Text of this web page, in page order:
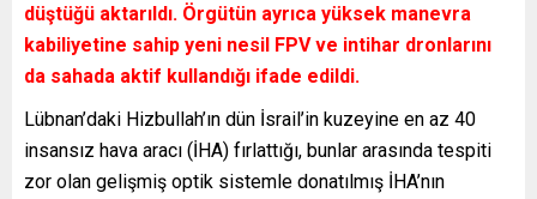
düştüğü aktarıldı. Örgütün ayrıca yüksek manevra
kabiliyetine sahip yeni nesil FPV ve intihar dronlarını
da sahada aktif kullandığı ifade edildi.
Lübnan’daki Hizbullah’ın dün İsrail’in kuzeyine en az 40
insansız hava aracı (İHA) fırlattığı, bunlar arasında tespiti
zor olan gelişmiş optik sistemle donatılmış İHA’nın